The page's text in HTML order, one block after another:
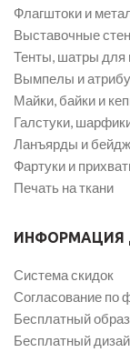
Флагштоки и
Выставочные
Тенты, шатры для
Вымпелы и
Майки, байки и
Галстуки,
Ланъярды и
Фартуки и
Печать на ткани
ИНФОРМАЦИЯ
Система скидок
Согласование по
Бесплатный
Бесплатный